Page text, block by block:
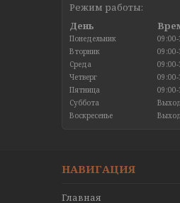
Режим работы:
День
Понедельник
Вторник
Среда
Четверг
Пятница
Суббота
Воскресенье
НАВИГАЦИЯ
Главная